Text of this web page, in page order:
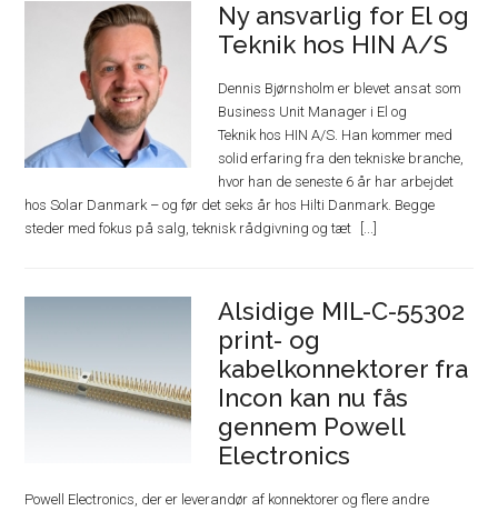
Ny ansvarlig for El og
Teknik hos HIN A/S
Dennis Bjørnsholm er blevet ansat som
Business Unit Manager i El og
Teknik hos HIN A/S. Han kommer med
solid erfaring fra den tekniske branche,
hvor han de seneste 6 år har arbejdet
hos Solar Danmark – og før det seks år hos Hilti Danmark. Begge
steder med fokus på salg, teknisk rådgivning og tæt
Alsidige MIL-C-55302
print- og
kabelkonnektorer fra
Incon kan nu fås
gennem Powell
Electronics
Powell Electronics, der er leverandør af konnektorer og flere andre